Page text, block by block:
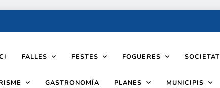
FALLES FESTES FOGUERES SOCIETAT
GASTRONOMÍA PLANES MUNICIPIS